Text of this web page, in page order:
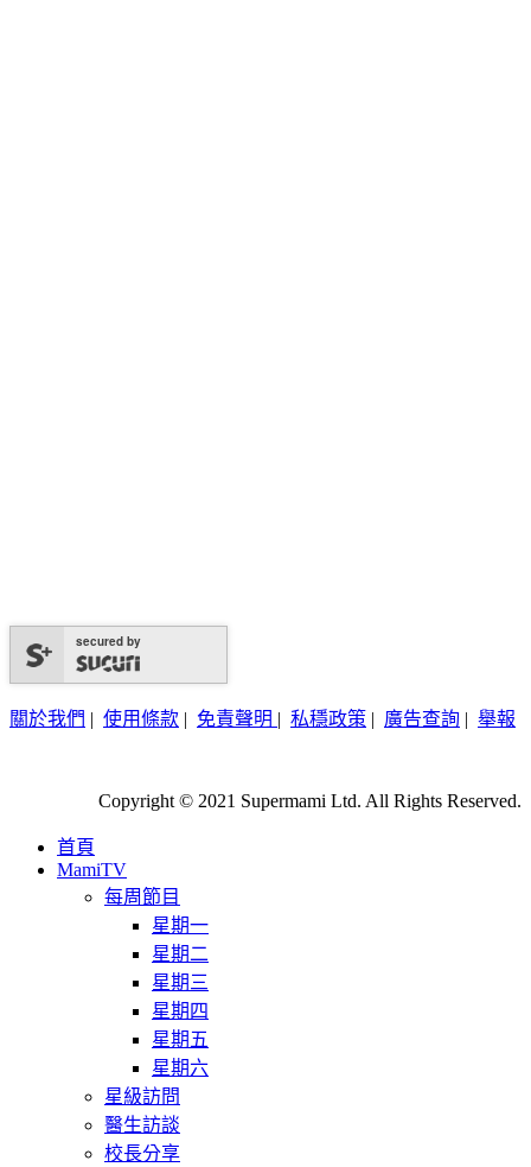
secured by
關於我們 | 使用條款 | 免責聲明 | 私穩政策 | 廣告查詢 | 舉報
Copyright © 2021 Supermami Ltd. All Rights Reserved.
首頁
MamiTV
每周節目
星期一
星期二
星期三
星期四
星期五
星期六
星級訪問
醫生訪談
校長分享